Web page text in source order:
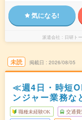
気になる!
派遣会社 日研ト
未読 掲載日 2026/08/05
≪週4日・時短
ンジャー業務な
職種未経験OK 交通費